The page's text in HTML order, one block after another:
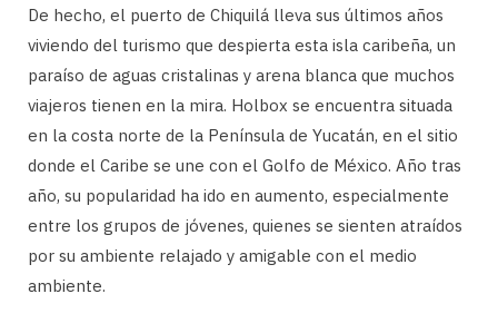
De hecho, el puerto de Chiquilá lleva sus últimos años
viviendo del turismo que despierta esta isla caribeña, un
paraíso de aguas cristalinas y arena blanca que muchos
viajeros tienen en la mira. Holbox se encuentra situada
en la costa norte de la Península de Yucatán, en el sitio
donde el Caribe se une con el Golfo de México. Año tras
año, su popularidad ha ido en aumento, especialmente
entre los grupos de jóvenes, quienes se sienten atraídos
por su ambiente relajado y amigable con el medio
ambiente.